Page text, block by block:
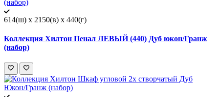
614(ш) x 2150(в) x 440(г)
Коллекция Хилтон Пенал ЛЕВЫЙ (440) Дуб юкон/Гранж
(набор)